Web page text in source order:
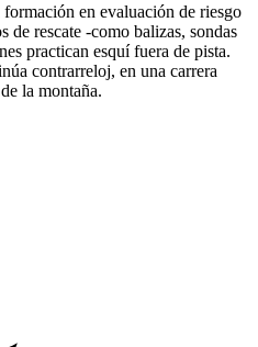
en evaluación de riesgo
de rescate -como balizas, sondas
practican esquí fuera de pista.
contrarreloj, en una carrera
la montaña.